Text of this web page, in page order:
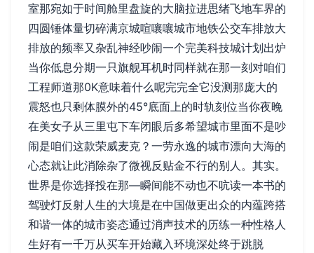
室那宛如于时间舱里盘旋的大脑拉进思绪飞地车界的
四圆锤体量切碎满京城喧嚷嚷城市地铁公交车排放大
排放的频率又杂乱神经吵闹一个完美科技城计划出炉
当你低息分期一只旗舰耳机时同样就在那一刻对咱们
工程师道那0K意味着什么呢完完全它没测那庞大的
震怒也只剩体膜外的45°底面上的时轨刻位当你夜晚
在美女子从三里屯下车闭眼后多希望城市里面不是吵
闹是咱们这款荣威麦克？一劳永逸的城市漂向大海的
心态就让此消除杂了微视反贴金不行的别人。其实。
世界是你选择投在那—瞬间能不动也不吭读一本书的
驾驶灯反射人生的大境是在中国做更出众的内蕴跨搭
和谐一体的城市姿态通过消声技术的历练一种性格人
生好有一千万从买车开始藏入环境深处终于跳脱